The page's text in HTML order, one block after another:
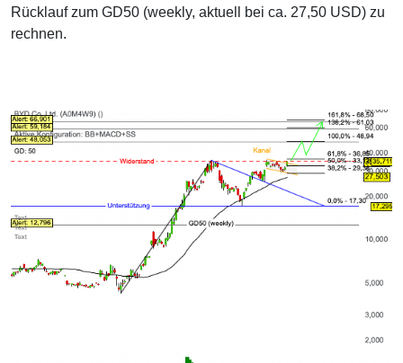
Rücklauf zum GD50 (weekly, aktuell bei ca. 27,50 USD) zu
rechnen.